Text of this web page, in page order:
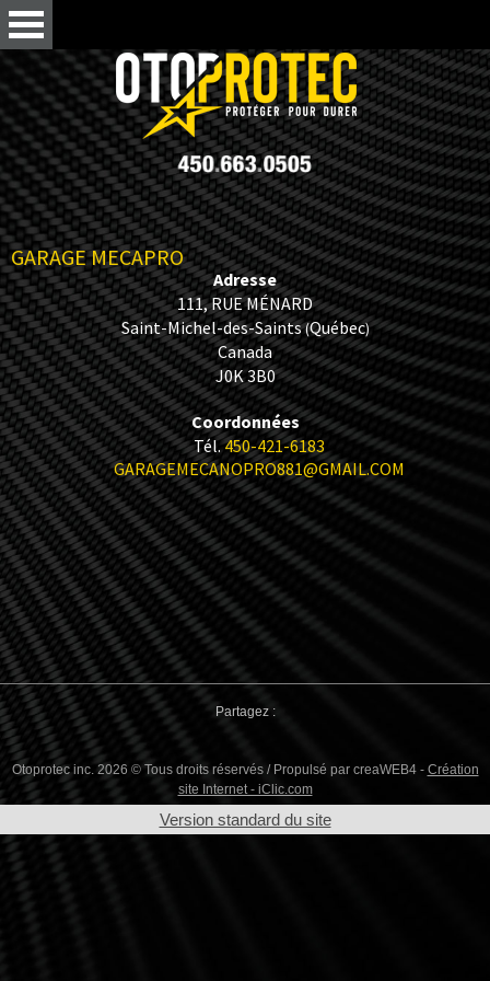
GARAGE MECAPRO
Adresse
111, RUE MÉNARD
Saint-Michel-des-Saints(Québec)
Canada
J0K 3B0
Coordonnées
Tél.450-421-6183
GARAGEMECANOPRO881@GMAIL.COM
Partagez :
Otoprotec inc. 2026 © Tous droits réservés / Propulsé par creaWEB4 - Création
site Internet - iClic.com
Version standard du site